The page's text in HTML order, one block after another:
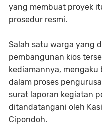
yang membuat proyek
prosedur resmi.
Salah satu warga yang
pembangunan kios
kediamannya,
dalam proses
surat laporan kegiatan
ditandatangani oleh
Cipondoh.